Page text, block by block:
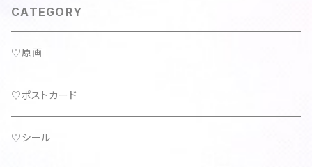
CATEGORY
♡原画
♡ポストカード
♡シール